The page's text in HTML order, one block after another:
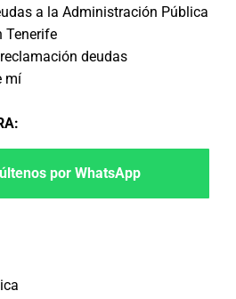
a la Administración Pública
Tenerife
deudas
mí
:
por WhatsApp